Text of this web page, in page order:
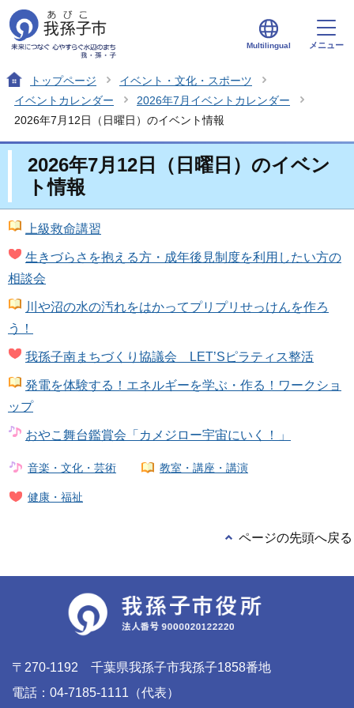
Multilingual メニュー
トップページ
イベント・文化・スポーツ
イベントカレンダー
2026年7月イベントカレンダー
2026年7月12日（日曜日）のイベント情報
2026年7月12日（日曜日）のイベン
ト情報
上級救命講習
生きづらさを抱える方・成年後見制度を利用したい方の
相談会
川や沼の水の汚れをはかってプリプリせっけんを作ろ
う！
我孫子南まちづくり協議会 LET’Sピラティス整活
発電を体験する！エネルギーを学ぶ・作る！ワークショ
ップ
おやこ舞台鑑賞会「カメジロー宇宙にいく！」
音楽・文化・芸術 教室・講座・講演
健康・福祉
ページの先頭へ戻る
〒270-1192 千葉県我孫子市我孫子1858番地
電話：04-7185-1111（代表）